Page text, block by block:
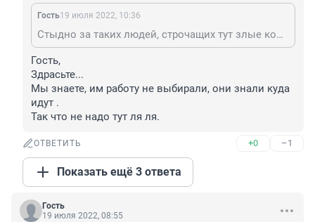
Гость19 июля 2022, 10:36
Стыдно за таких людей, строчащих тут злые комментарии, ни о чем с действительностью общего не имеющие... Отделите мух от котлет, уважаемый. Врачи - те, что впахивали круглыми сутками в "красных зонах" и умирали, выполняя свой долг и те, другие, кто наживается на этом.
Гость,
Здрасьте...
Мы знаете, им работу не выбирали, они знали куда
идут .
Так что не надо тут ля ля.
ОТВЕТИТЬ +0 –1
Показать ещё 3 ответа
Гость
19 июля 2022, 08:55